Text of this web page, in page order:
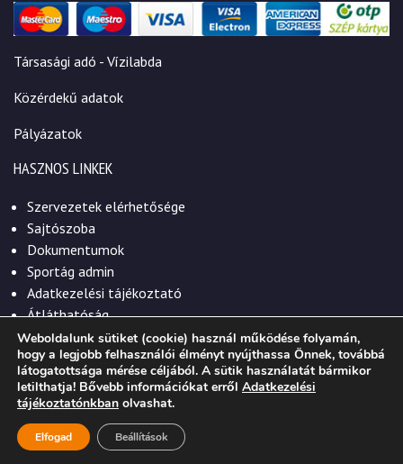
Társasági adó - Vízilabda
Közérdekű adatok
Pályázatok
HASZNOS LINKEK
Szervezetek elérhetősége
Sajtószoba
Dokumentumok
Sportág admin
Adatkezelési tájékoztató
Átláthatóság
© 2026. Szekszárdi Sportközpont Nonprofit Kft.
Weboldalunk sütiket (cookie) használ működése folyamán,
hogy a legjobb felhasználói élményt nyújthassa Önnek, továbbá
látogatottsága mérése céljából. A sütik használatát bármikor
letilthatja! Bővebb információkat erről Adatkezelési
tájékoztatónkban olvashat.
Elfogad Beállítások